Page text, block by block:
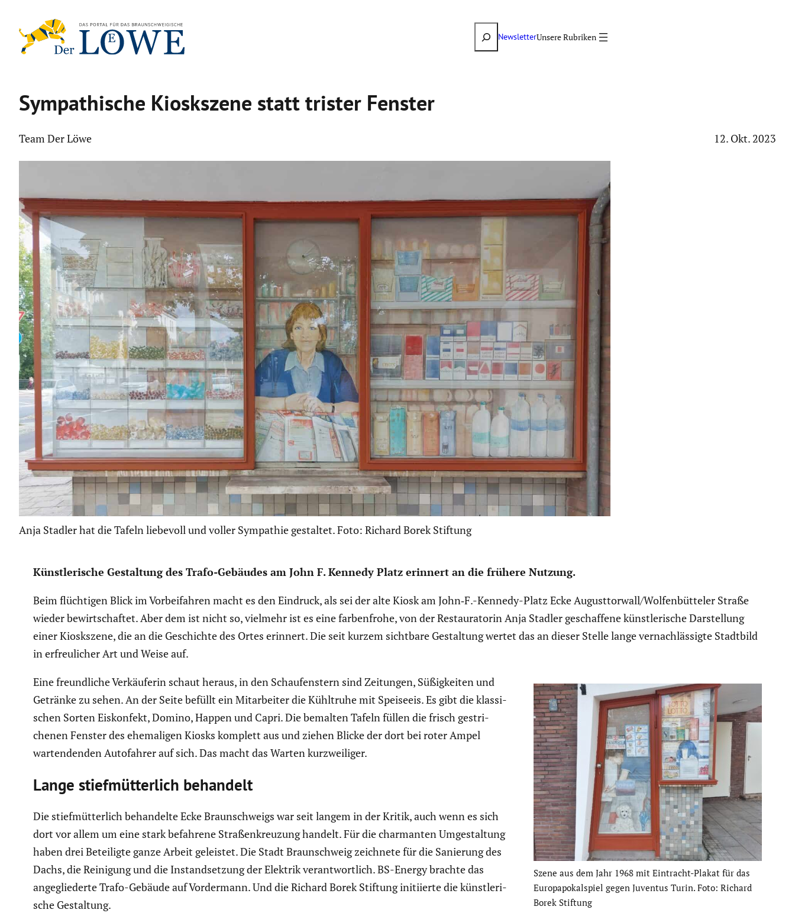
Inhalt
springen
SuchenNewsletter
Sympa­thi­sche Kiosk­szene statt trister Fenster
Team Der Löwe 12. Okt. 2023
Anja Stadler hat die Tafeln liebevoll und voller Sympathie gestaltet. Foto: Richard Borek Stiftung
Künst­le­ri­sche Gestal­tung des Trafo-Gebäudes am John F. Kennedy Platz erinnert an die frühere Nutzung.
Beim flüch­tigen Blick im Vorbei­fahren macht es den Eindruck, als sei der alte Kiosk am John‑F.-Kennedy-Platz Ecke Augusttorwall/Wolfenbütteler Straße
wieder bewirt­schaftet. Aber dem ist nicht so, vielmehr ist es eine farben­frohe, von der Restau­ra­torin Anja Stadler geschaf­fene künst­le­ri­sche Darstel­lung
einer Kiosk­szene, die an die Geschichte des Ortes erinnert. Die seit kurzem sichtbare Gestal­tung wertet das an dieser Stelle lange vernach­läs­sigte Stadtbild
in erfreu­li­cher Art und Weise auf.
Szene aus dem Jahr 1968 mit Eintracht-Plakat für das
Europa­po­kal­spiel gegen Juventus Turin. Foto: Richard
Borek Stiftung
Eine freund­liche Verkäu­ferin schaut heraus, in den Schau­fens­tern sind Zeitungen, Süßig­keiten und
Getränke zu sehen. An der Seite befüllt ein Mitar­beiter die Kühltruhe mit Speiseeis. Es gibt die klassi­
schen Sorten Eiskon­fekt, Domino, Happen und Capri. Die bemalten Tafeln füllen die frisch gestri­
chenen Fenster des ehema­ligen Kiosks komplett aus und ziehen Blicke der dort bei roter Ampel
warten­denden Autofahrer auf sich. Das macht das Warten kurzwei­liger.
Lange stief­müt­ter­lich behandelt
Die stief­müt­ter­lich behan­delte Ecke Braun­schweigs war seit langem in der Kritik, auch wenn es sich
dort vor allem um eine stark befahrene Straßen­kreu­zung handelt. Für die charmanten Umgestal­tung
haben drei Betei­ligte ganze Arbeit geleistet. Die Stadt Braun­schweig zeichnete für die Sanierung des
Dachs, die Reinigung und die Instand­set­zung der Elektrik verant­wort­lich. BS-Energy brachte das
angeglie­derte Trafo-Gebäude auf Vorder­mann. Und die Richard Borek Stiftung initi­ierte die künst­le­ri­
sche Gestal­tung.